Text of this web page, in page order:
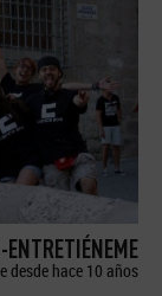
desde hace 10 años